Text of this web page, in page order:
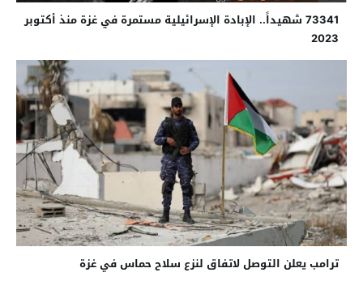
73341 شهيداً.. الإبادة الإسرائيلية مستمرة في غزة منذ أكتوبر
2023
ترامب يعلن التوصل لاتفاق لنزع سلاح حماس في غزة